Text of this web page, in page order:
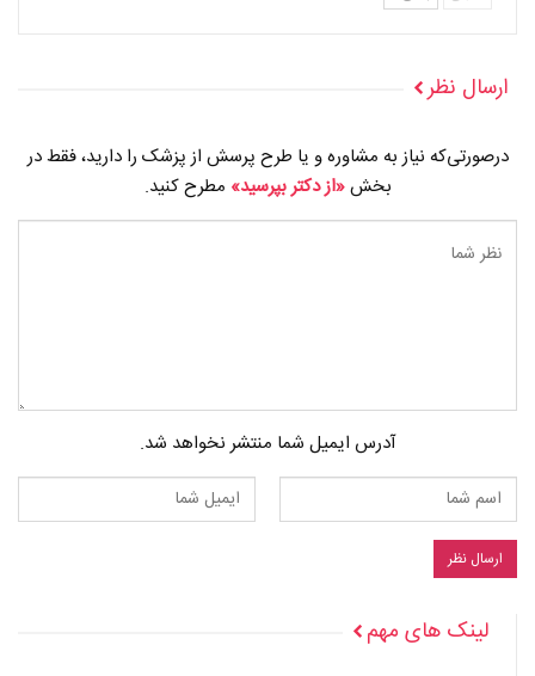
ارسال نظر
درصورتی‌که نیاز به مشاوره و یا طرح پرسش از پزشک را دارید، فقط در
بخش«از دکتر بپرسید» مطرح کنید.
آدرس ایمیل شما منتشر نخواهد شد.
لینک های مهم